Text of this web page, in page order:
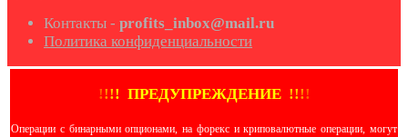
Контакты - profits_inbox@mail.ru
Политика конфиденциальности
!!!! ПРЕДУПРЕЖДЕНИЕ !!!!
Операции с бинарными опционами, на форекс и криповалютные операции, могут